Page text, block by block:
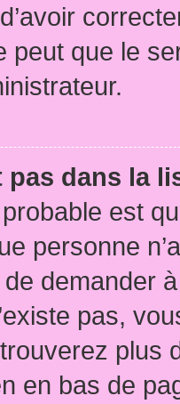
peut que le
pas dans la
est
personne
demander
pas,
plus
en bas de